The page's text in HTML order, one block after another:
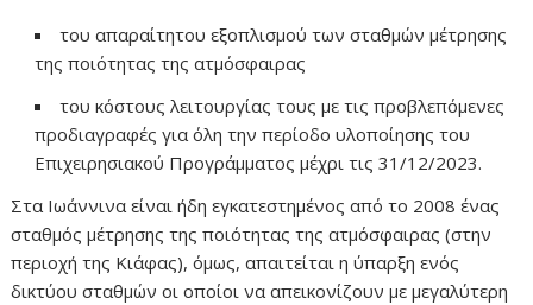
του απαραίτητου εξοπλισμού των σταθμών μέτρησης
της ποιότητας της ατμόσφαιρας
του κόστους λειτουργίας τους με τις προβλεπόμενες
προδιαγραφές για όλη την περίοδο υλοποίησης του
Επιχειρησιακού Προγράμματος μέχρι τις 31/12/2023.
Στα Ιωάννινα είναι ήδη εγκατεστημένος από το 2008 ένας
σταθμός μέτρησης της ποιότητας της ατμόσφαιρας (στην
περιοχή της Κιάφας), όμως, απαιτείται η ύπαρξη ενός
δικτύου σταθμών οι οποίοι να απεικονίζουν με μεγαλύτερη